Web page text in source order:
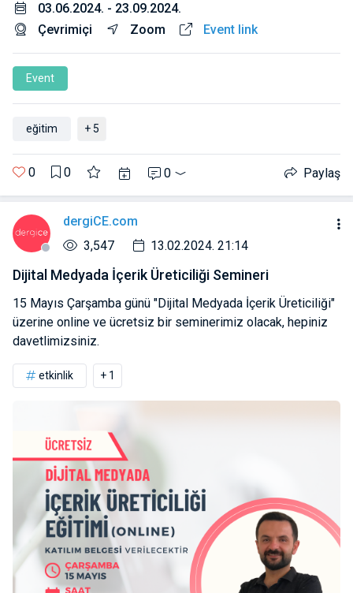
03.06.2024. - 23.09.2024.
Çevrimiçi
Zoom Event link
Event
eğitim + 5
0 0 0 Paylaş
dergiCE.com
3,547
13.02.2024. 21:14
Dijital Medyada İçerik Üreticiliği Semineri
15 Mayıs Çarşamba günü "Dijital Medyada İçerik Üreticiliği"
üzerine online ve ücretsiz bir seminerimiz olacak, hepiniz
davetlimizsiniz.
etkinlik + 1